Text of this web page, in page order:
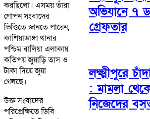
করছিলো। এসময় তাঁরা
গোপন সংবাদের
ভিত্তিতে জানতে পারেন,
কাশিয়াডাঙ্গা থানার
পশ্চিম বালিয়া এলাকায়
কতিপয় জুয়াড়ি তাস ও
টাকা দিয়ে জুয়া
খেলছে।
উক্ত সংবাদের
পরিপ্রেক্ষিতে ডিবি
অভিযানে ৭
গ্রেফতার
লক্ষ্মীপুরে
: মামলা
নিজেদের